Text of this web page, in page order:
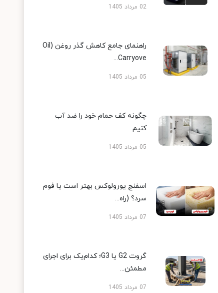
02 مرداد 1405
راهنمای جامع کاهش گذر روغن (Oil
Carryove...
05 مرداد 1405
چگونه کف حمام خود را ضد آب
کنیم
05 مرداد 1405
اسفنج یورولوکس بهتر است یا فوم
سرد؟ (راه...
07 مرداد 1405
گروت G2 یا G3؛ کدام‌یک برای اجرای
مطمئن...
07 مرداد 1405